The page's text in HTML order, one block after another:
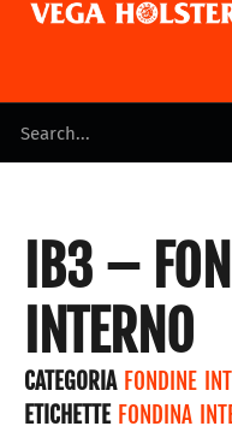
IB3 –
INTERNO
CATEGORIA FONDINE
ETICHETTE FONDINA